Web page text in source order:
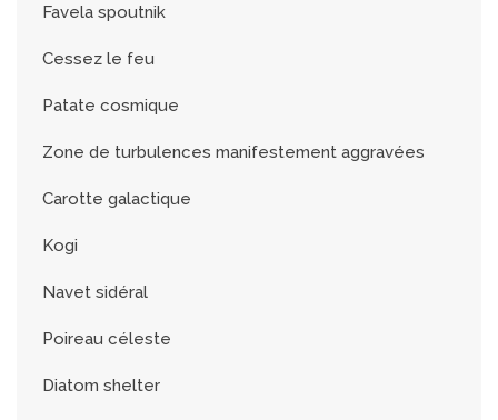
Favela spoutnik
Cessez le feu
Patate cosmique
Zone de turbulences manifestement aggravées
Carotte galactique
Kogi
Navet sidéral
Poireau céleste
Diatom shelter